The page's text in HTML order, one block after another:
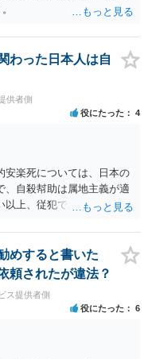
わった日本人は自
供者側
役にたった 4
安楽死については、日本の
、自殺幇助は属地主義が適
以上、従犯である幇助は成
するような犯罪はないでし
らく薬物の検査はあるかも
ょう。
めすると書いた
頼されたが違法？
ス提供者側
役にたった 6